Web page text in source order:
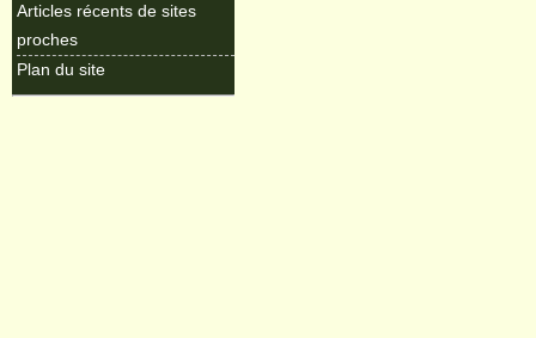
Articles récents de sites
proches
Plan du site